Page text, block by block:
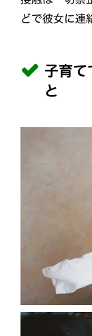
どで彼女に連
子育て
と